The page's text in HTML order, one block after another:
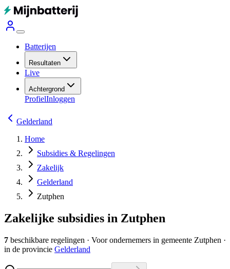
Batterijen
Resultaten
Live
Achtergrond
ProfielInloggen
Gelderland
Home
Subsidies & Regelingen
Zakelijk
Gelderland
Zutphen
Zakelijke subsidies in Zutphen
7 beschikbare regelingen · Voor ondernemers in gemeente Zutphen ·
in de provincie Gelderland